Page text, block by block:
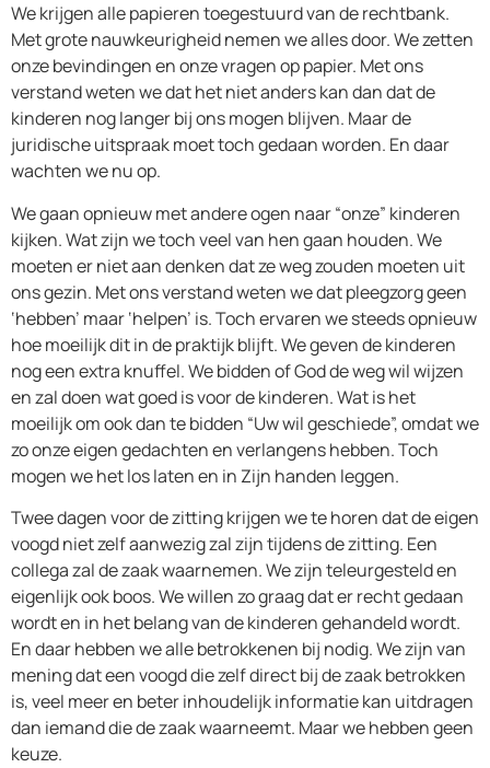
We krijgen alle papieren toegestuurd van de rechtbank.
Met grote nauwkeurigheid nemen we alles door. We zetten
onze bevindingen en onze vragen op papier. Met ons
verstand weten we dat het niet anders kan dan dat de
kinderen nog langer bij ons mogen blijven. Maar de
juridische uitspraak moet toch gedaan worden. En daar
wachten we nu op.
We gaan opnieuw met andere ogen naar “onze” kinderen
kijken. Wat zijn we toch veel van hen gaan houden. We
moeten er niet aan denken dat ze weg zouden moeten uit
ons gezin. Met ons verstand weten we dat pleegzorg geen
‘hebben’ maar ‘helpen’ is. Toch ervaren we steeds opnieuw
hoe moeilijk dit in de praktijk blijft. We geven de kinderen
nog een extra knuffel. We bidden of God de weg wil wijzen
en zal doen wat goed is voor de kinderen. Wat is het
moeilijk om ook dan te bidden “Uw wil geschiede”, omdat we
zo onze eigen gedachten en verlangens hebben. Toch
mogen we het los laten en in Zijn handen leggen.
Twee dagen voor de zitting krijgen we te horen dat de eigen
voogd niet zelf aanwezig zal zijn tijdens de zitting. Een
collega zal de zaak waarnemen. We zijn teleurgesteld en
eigenlijk ook boos. We willen zo graag dat er recht gedaan
wordt en in het belang van de kinderen gehandeld wordt.
En daar hebben we alle betrokkenen bij nodig. We zijn van
mening dat een voogd die zelf direct bij de zaak betrokken
is, veel meer en beter inhoudelijk informatie kan uitdragen
dan iemand die de zaak waarneemt. Maar we hebben geen
keuze.